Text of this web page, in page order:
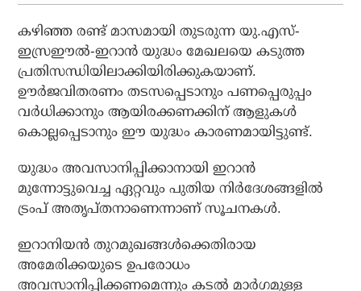
കഴിഞ്ഞ രണ്ട് മാസമായി തുടരുന്ന യു.എസ്-
ഇസ്രഈല്‍-ഇറാന്‍ യുദ്ധം മേഖലയെ കടുത്ത
പ്രതിസന്ധിയിലാക്കിയിരിക്കുകയാണ്.
ഊര്‍ജവിതരണം തടസപ്പെടാനും പണപ്പെരുപ്പം
വര്‍ധിക്കാനും ആയിരക്കണക്കിന് ആളുകള്‍
കൊല്ലപ്പെടാനും ഈ യുദ്ധം കാരണമായിട്ടുണ്ട്.
യുദ്ധം അവസാനിപ്പിക്കാനായി ഇറാന്‍
മുന്നോട്ടുവെച്ച ഏറ്റവും പുതിയ നിര്‍ദേശങ്ങളില്‍
ട്രംപ് അതൃപ്തനാണെന്നാണ് സൂചനകള്‍.
ഇറാനിയന്‍ തുറമുഖങ്ങള്‍ക്കെതിരായ
അമേരിക്കയുടെ ഉപരോധം
അവസാനിപ്പിക്കണമെന്നും കടല്‍ മാര്‍ഗമുള്ള